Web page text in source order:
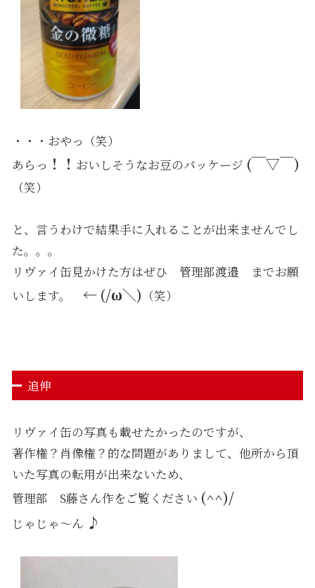
・・・おやっ（笑）
あらっ ！！ おいしそうなお豆のパッケージ (￣▽￣)
（笑）
と、言うわけで結果手に入れることが出来ませんでし
た。。。
リヴァイ缶見かけた方はぜひ 管理部渡邉 までお願
いします。 ← (/ω＼) （笑）
追伸
リヴァイ缶の写真も載せたかったのですが、
著作権？肖像権？的な問題がありまして、他所から頂
いた写真の転用が出来ないため、
管理部 S藤さん作をご覧ください (^^)/
じゃじゃ～ん ♪